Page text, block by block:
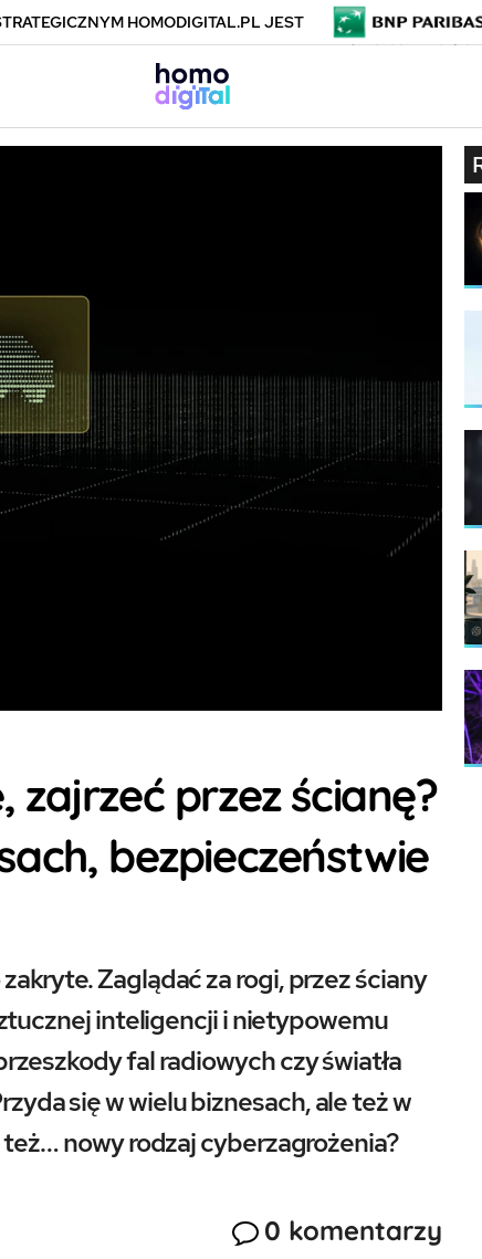
HOMODIGITAL.PL JEST
przez ścianę?
bezpieczeństwie
Zaglądać za rogi, przez ściany
inteligencji i nietypowemu
fal radiowych czy światła
się w wielu biznesach, ale też w
nowy rodzaj cyberzagrożenia?
0 komentarzy